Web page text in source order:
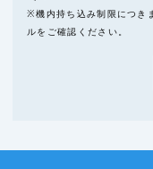
※機内持ち込み制限につき
ルをご確認ください。